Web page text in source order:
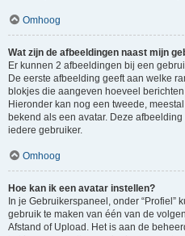
Omhoog
Wat zijn de afbeeldingen naast mijn
Er kunnen 2 afbeeldingen bij een
De eerste afbeelding geeft aan welke
blokjes die aangeven hoeveel
Hieronder kan nog een tweede,
bekend als een avatar. Deze
iedere gebruiker.
Omhoog
Hoe kan ik een avatar instellen?
In je Gebruikerspaneel, onder “Profiel”
gebruik te maken van één van de
Afstand of Upload. Het is aan de